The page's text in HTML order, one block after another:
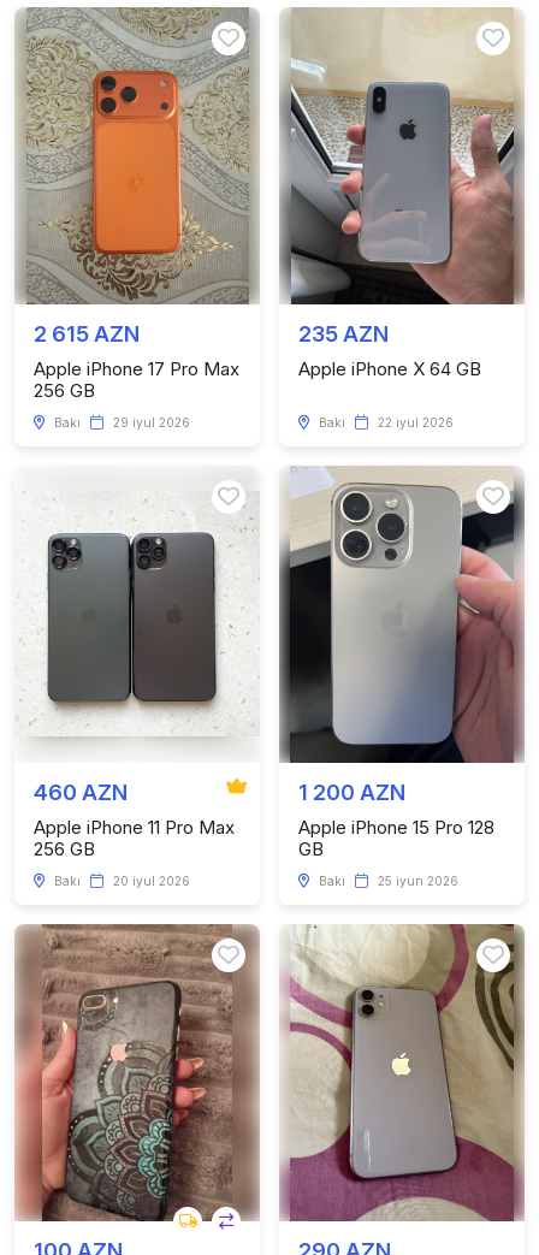
2 615 AZN
Apple iPhone 17 Pro Max
256 GB
Bakı 29 iyul 2026
235 AZN
Apple iPhone X 64 GB
Bakı 22 iyul 2026
460 AZN
Apple iPhone 11 Pro Max
256 GB
Bakı 20 iyul 2026
1 200 AZN
Apple iPhone 15 Pro 128
GB
Bakı 25 iyun 2026